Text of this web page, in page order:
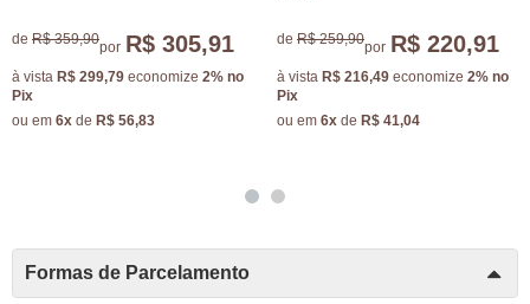
de R$ 359,90por R$ 305,91
à vista R$ 299,79 economize 2% no
Pix
ou em 6x de R$ 56,83
de R$ 259,90por R$ 220,91
à vista R$ 216,49 economize 2% no
Pix
ou em 6x de R$ 41,04
Formas de Parcelamento